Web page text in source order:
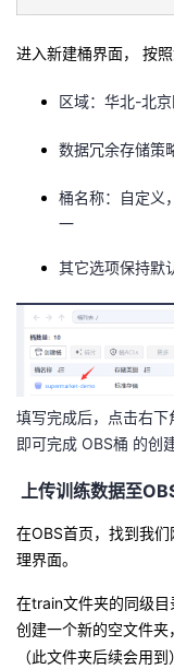
进入新建桶界面， 按照
区域：华北-北
数据冗余存储策
桶名称：自定义
一
其它选项保持默
填写完成后，点击右
即可完成 OBS桶 的创建
上传训练数据至
在OBS首页，找到我
理界面。
在train文件夹的同级
创建一个新的空文件夹
（此文件夹后续会用到